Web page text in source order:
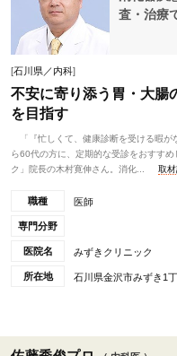
査・治療
[石川県／内科]
不安に寄り添う胃・大腸
を目指す
「『忙しくて、健康診断を受ける暇が
ら60代の方に、定期的な受診をおすす
ク」院長の木村寛伸さん。消化...
取
職種 医師
専門分野
医院名 みずきクリニック
所在地 石川県金沢市みずき1